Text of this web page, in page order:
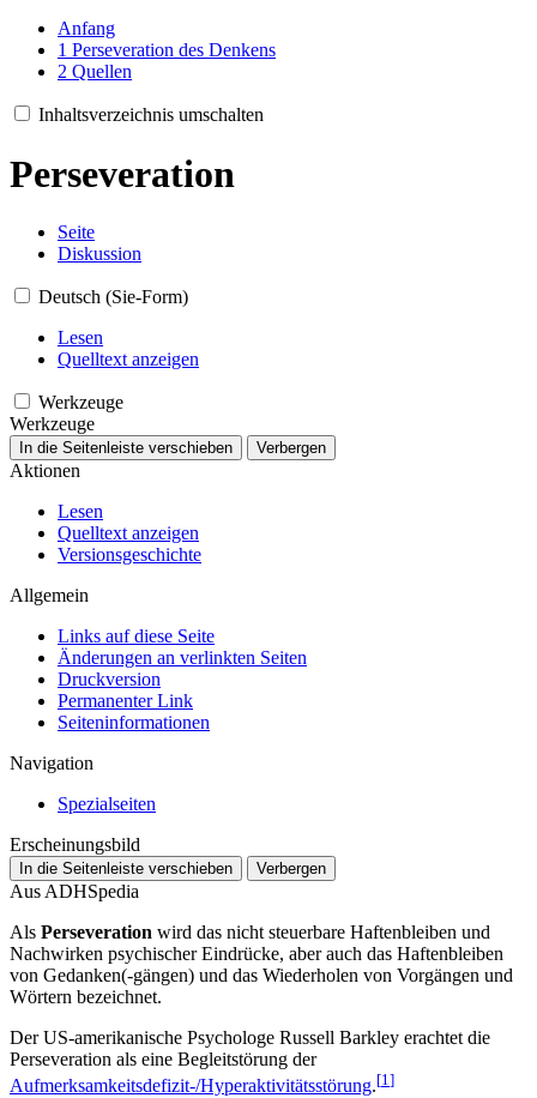
Anfang
1 Perseveration des Denkens
2 Quellen
Inhaltsverzeichnis umschalten
Perseveration
Seite
Diskussion
Deutsch (Sie-Form)
Lesen
Quelltext anzeigen
Werkzeuge
Werkzeuge
In die Seitenleiste verschieben Verbergen
Aktionen
Lesen
Quelltext anzeigen
Versionsgeschichte
Allgemein
Links auf diese Seite
Änderungen an verlinkten Seiten
Druckversion
Permanenter Link
Seiten­­informationen
Navigation
Spezialseiten
Erscheinungsbild
In die Seitenleiste verschieben Verbergen
Aus ADHSpedia
Als Perseveration wird das nicht steuerbare Haftenbleiben und
Nachwirken psychischer Eindrücke, aber auch das Haftenbleiben
von Gedanken(-gängen) und das Wiederholen von Vorgängen und
Wörtern bezeichnet.
Der US-amerikanische Psychologe Russell Barkley erachtet die
Perseveration als eine Begleitstörung der
Aufmerksamkeitsdefizit-/Hyperaktivitätsstörung.[1]